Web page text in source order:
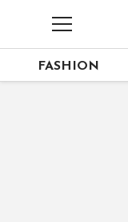
FASHION